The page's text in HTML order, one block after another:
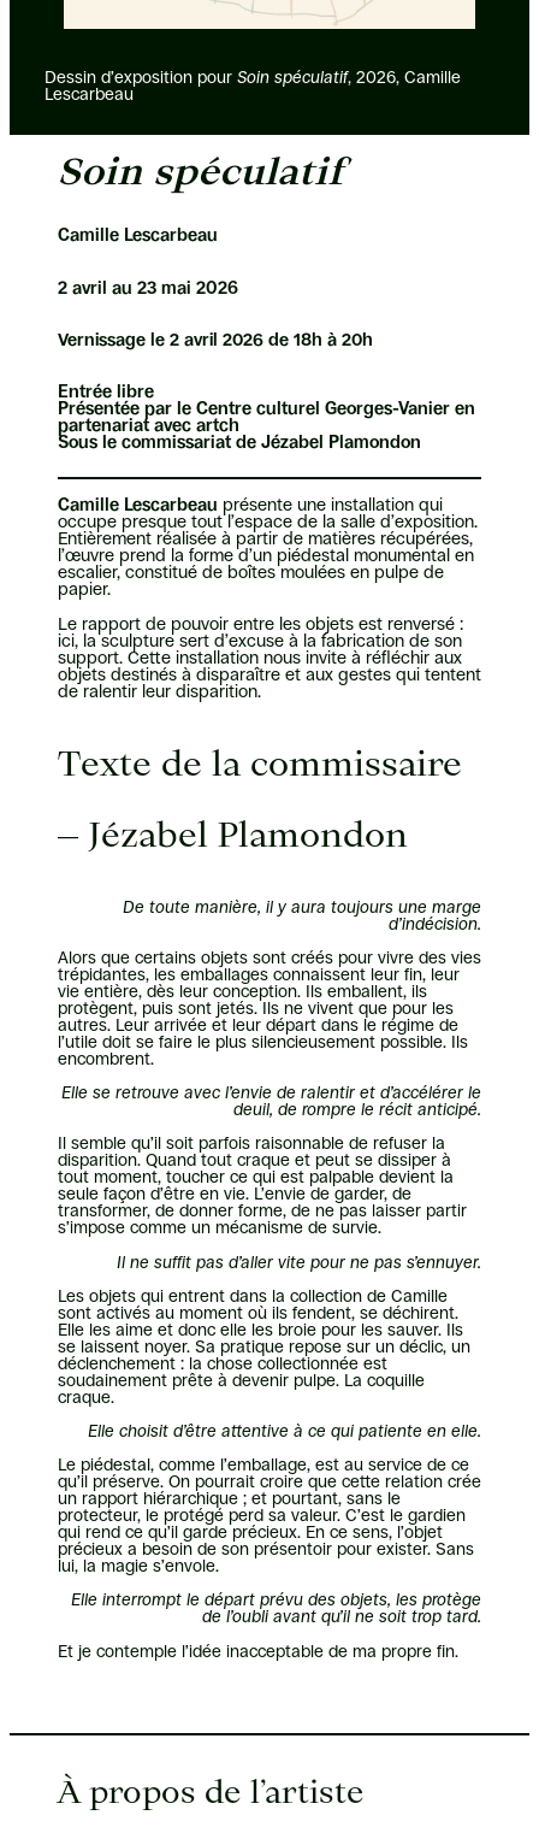
Dessin d’exposition pour Soin spéculatif, 2026, Camille
Lescarbeau
Soin spéculatif
Camille Lescarbeau
2 avril au 23 mai 2026
Vernissage le 2 avril 2026 de 18h à 20h
Entrée libre
Présentée par le Centre culturel Georges-Vanier en
partenariat avec artch
Sous le commissariat de Jézabel Plamondon
Camille Lescarbeau présente une installation qui
occupe presque tout l’espace de la salle d’exposition.
Entièrement réalisée à partir de matières récupérées,
l’œuvre prend la forme d’un piédestal monumental en
escalier, constitué de boîtes moulées en pulpe de
papier.
Le rapport de pouvoir entre les objets est renversé :
ici, la sculpture sert d’excuse à la fabrication de son
support. Cette installation nous invite à réfléchir aux
objets destinés à disparaître et aux gestes qui tentent
de ralentir leur disparition.
Texte de la commissaire
– Jézabel Plamondon
De toute manière, il y aura toujours une marge
d’indécision.
Alors que certains objets sont créés pour vivre des vies
trépidantes, les emballages connaissent leur fin, leur
vie entière, dès leur conception. Ils emballent, ils
protègent, puis sont jetés. Ils ne vivent que pour les
autres. Leur arrivée et leur départ dans le régime de
l’utile doit se faire le plus silencieusement possible. Ils
encombrent.
Elle se retrouve avec l’envie de ralentir et d’accélérer le
deuil, de rompre le récit anticipé.
Il semble qu’il soit parfois raisonnable de refuser la
disparition. Quand tout craque et peut se dissiper à
tout moment, toucher ce qui est palpable devient la
seule façon d’être en vie. L’envie de garder, de
transformer, de donner forme, de ne pas laisser partir
s’impose comme un mécanisme de survie.
Il ne suffit pas d’aller vite pour ne pas s’ennuyer.
Les objets qui entrent dans la collection de Camille
sont activés au moment où ils fendent, se déchirent.
Elle les aime et donc elle les broie pour les sauver. Ils
se laissent noyer. Sa pratique repose sur un déclic, un
déclenchement : la chose collectionnée est
soudainement prête à devenir pulpe. La coquille
craque.
Elle choisit d’être attentive à ce qui patiente en elle.
Le piédestal, comme l’emballage, est au service de ce
qu’il préserve. On pourrait croire que cette relation crée
un rapport hiérarchique ; et pourtant, sans le
protecteur, le protégé perd sa valeur. C’est le gardien
qui rend ce qu’il garde précieux. En ce sens, l’objet
précieux a besoin de son présentoir pour exister. Sans
lui, la magie s’envole.
Elle interrompt le départ prévu des objets, les protège
de l’oubli avant qu’il ne soit trop tard.
Et je contemple l’idée inacceptable de ma propre fin.
À propos de l’artiste